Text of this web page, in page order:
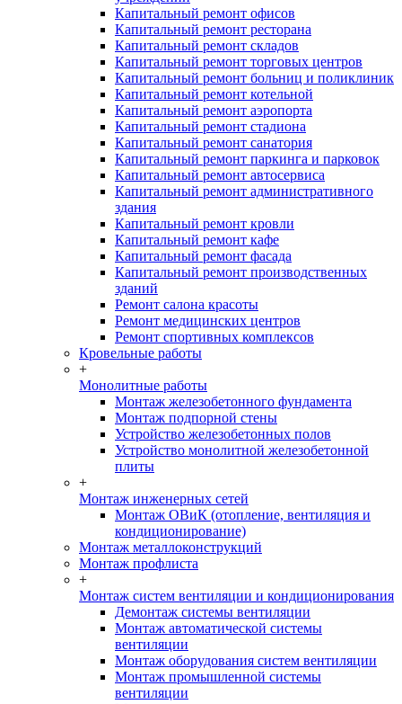
Капитальный ремонт офисов
Капитальный ремонт ресторана
Капитальный ремонт складов
Капитальный ремонт торговых центров
Капитальный ремонт больниц и поликлиник
Капитальный ремонт котельной
Капитальный ремонт аэропорта
Капитальный ремонт стадиона
Капитальный ремонт санатория
Капитальный ремонт паркинга и парковок
Капитальный ремонт автосервиса
Капитальный ремонт административного
здания
Капитальный ремонт кровли
Капитальный ремонт кафе
Капитальный ремонт фасада
Капитальный ремонт производственных
зданий
Ремонт салона красоты
Ремонт медицинских центров
Ремонт спортивных комплексов
Кровельные работы
+
Монолитные работы
Монтаж железобетонного фундамента
Монтаж подпорной стены
Устройство железобетонных полов
Устройство монолитной железобетонной
плиты
+
Монтаж инженерных сетей
Монтаж ОВиК (отопление, вентиляция и
кондиционирование)
Монтаж металлоконструкций
Монтаж профлиста
+
Монтаж систем вентиляции и кондиционирования
Демонтаж системы вентиляции
Монтаж автоматической системы
вентиляции
Монтаж оборудования систем вентиляции
Монтаж промышленной системы
вентиляции